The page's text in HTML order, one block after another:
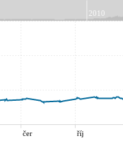
2010
čer říj